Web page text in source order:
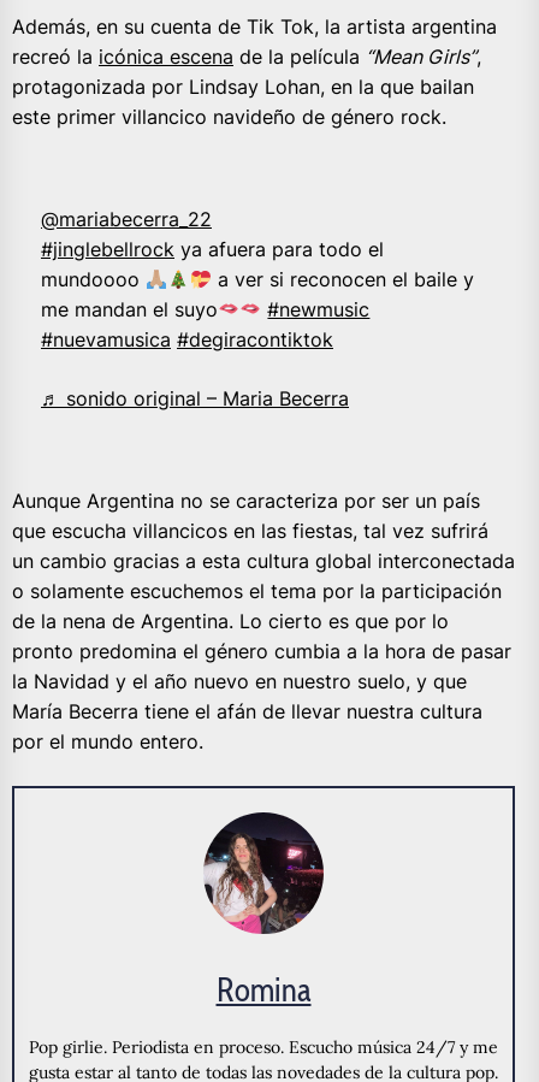
Además, en su cuenta de Tik Tok, la artista argentina
recreó la icónica escena de la película “Mean Girls”,
protagonizada por Lindsay Lohan, en la que bailan
este primer villancico navideño de género rock.
@mariabecerra_22
#jinglebellrock ya afuera para todo el
mundoooo
a ver si reconocen el baile y
me mandan el suyo
#newmusic
#nuevamusica #degiracontiktok
♬ sonido original – Maria Becerra
Aunque Argentina no se caracteriza por ser un país
que escucha villancicos en las fiestas, tal vez sufrirá
un cambio gracias a esta cultura global interconectada
o solamente escuchemos el tema por la participación
de la nena de Argentina. Lo cierto es que por lo
pronto predomina el género cumbia a la hora de pasar
la Navidad y el año nuevo en nuestro suelo, y que
María Becerra tiene el afán de llevar nuestra cultura
por el mundo entero.
Romina
Pop girlie. Periodista en proceso. Escucho música 24/7 y me
gusta estar al tanto de todas las novedades de la cultura pop.